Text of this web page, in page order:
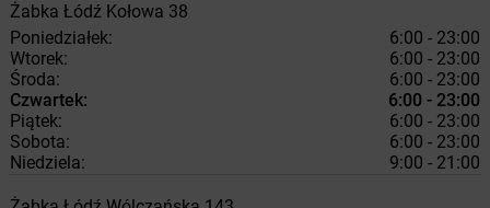
Żabka Łódź Kołowa 38
Poniedziałek:
6:00 - 23:00
Wtorek:
6:00 - 23:00
Środa:
6:00 - 23:00
Czwartek:
6:00 - 23:00
Piątek:
6:00 - 23:00
Sobota:
6:00 - 23:00
Niedziela:
9:00 - 21:00